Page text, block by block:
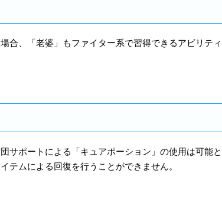
合、「老婆」もファイター系で習得できるアビリティ
サポートによる「キュアポーション」の使用は可能と
テムによる回復を行うことができません。